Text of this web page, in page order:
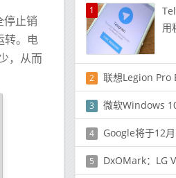
停止销
转。电
，从而
1
用
2 联想Legion Pro
3 微软Windows 10：如
4 Google将于12月1日
5 DxOMark：LG V60